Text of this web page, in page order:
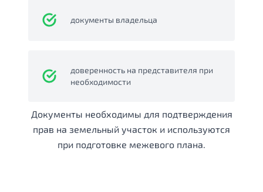
документы владельца
доверенность на представителя при
необходимости
Документы необходимы для подтверждения
прав на земельный участок и используются
при подготовке межевого плана.